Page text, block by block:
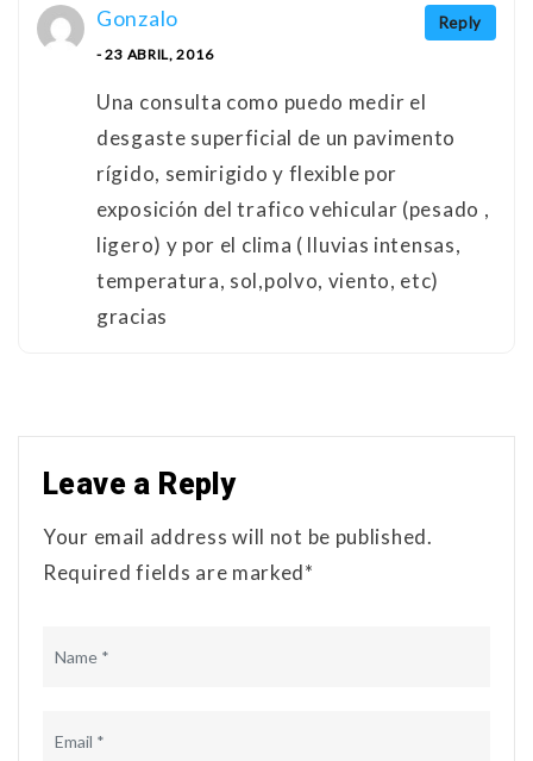
Reply
Gonzalo
- 23 ABRIL, 2016
Una consulta como puedo medir el
desgaste superficial de un pavimento
rígido, semirigido y flexible por
exposición del trafico vehicular (pesado ,
ligero) y por el clima ( lluvias intensas,
temperatura, sol,polvo, viento, etc)
gracias
Leave a Reply
Your email address will not be published.
Required fields are marked*